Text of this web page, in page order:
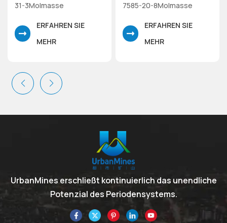
31-3Molmasse
TetrahydratERFAHREN SIE
MEHR
7585-20-8Molmasse
Acetat-Lösung
ERFAHREN SIE
MEHR
UrbanMines erschließt kontinuierlich das unendliche
Potenzial des Periodensystems.